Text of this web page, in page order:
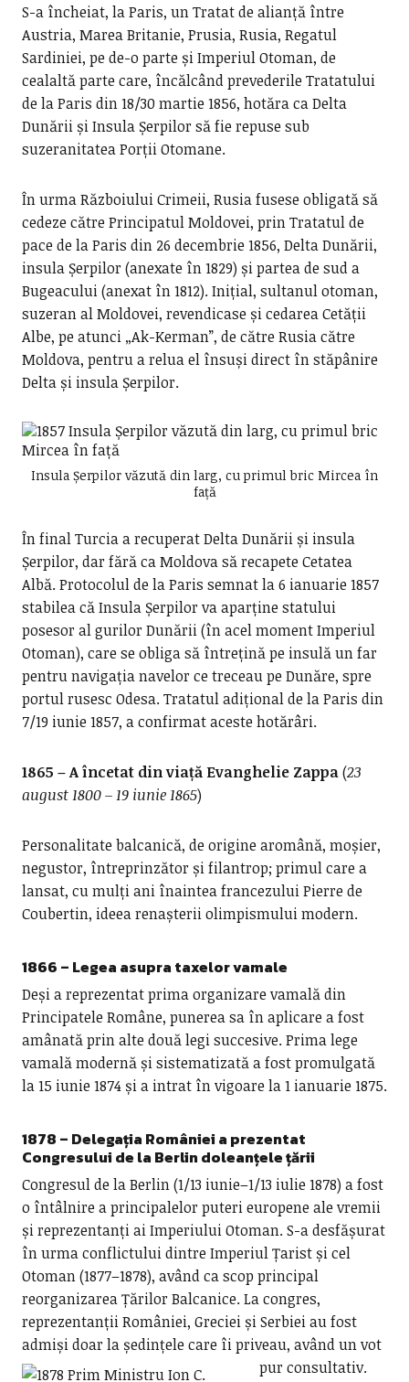
S-a încheiat, la Paris, un Tratat de alianță între
Austria, Marea Britanie, Prusia, Rusia, Regatul
Sardiniei, pe de-o parte și Imperiul Otoman, de
cealaltă parte care, încălcând prevederile Tratatului
de la Paris din 18/30 martie 1856, hotăra ca Delta
Dunării și Insula Șerpilor să fie repuse sub
suzeranitatea Porții Otomane.
În urma Războiului Crimeii, Rusia fusese obligată să
cedeze către Principatul Moldovei, prin Tratatul de
pace de la Paris din 26 decembrie 1856, Delta Dunării,
insula Șerpilor (anexate în 1829) și partea de sud a
Bugeacului (anexat în 1812). Inițial, sultanul otoman,
suzeran al Moldovei, revendicase și cedarea Cetății
Albe, pe atunci „Ak-Kerman”, de către Rusia către
Moldova, pentru a relua el însuși direct în stăpânire
Delta și insula Șerpilor.
Insula Șerpilor văzută din larg, cu primul bric Mircea în
față
În final Turcia a recuperat Delta Dunării și insula
Șerpilor, dar fără ca Moldova să recapete Cetatea
Albă. Protocolul de la Paris semnat la 6 ianuarie 1857
stabilea că Insula Șerpilor va aparține statului
posesor al gurilor Dunării (în acel moment Imperiul
Otoman), care se obliga să întrețină pe insulă un far
pentru navigația navelor ce treceau pe Dunăre, spre
portul rusesc Odesa. Tratatul adițional de la Paris din
7/19 iunie 1857, a confirmat aceste hotărâri.
1865 – A încetat din viață Evanghelie Zappa(23
august 1800 – 19 iunie 1865)
Personalitate balcanică, de origine aromână, moșier,
negustor, întreprinzător și filantrop; primul care a
lansat, cu mulți ani înaintea francezului Pierre de
Coubertin, ideea renașterii olimpismului modern.
1866 – Legea asupra taxelor vamale
Deși a reprezentat prima organizare vamală din
Principatele Române, punerea sa în aplicare a fost
amânată prin alte două legi succesive. Prima lege
vamală modernă și sistematizată a fost promulgată
la 15 iunie 1874 și a intrat în vigoare la 1 ianuarie 1875.
1878 – Delegația României a prezentat
Congresului de la Berlin doleanțele țării
Congresul de la Berlin (1/13 iunie–1/13 iulie 1878) a fost
o întâlnire a principalelor puteri europene ale vremii
și reprezentanți ai Imperiului Otoman. S-a desfășurat
în urma conflictului dintre Imperiul Țarist și cel
Otoman (1877–1878), având ca scop principal
reorganizarea Țărilor Balcanice. La congres,
reprezentanții României, Greciei și Serbiei au fost
admiși doar la ședințele care îi priveau, având un vot
pur consultativ.